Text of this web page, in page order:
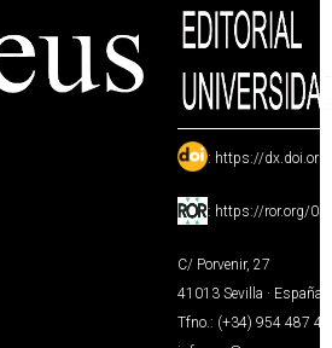
: https://
: https://ror.org/
C/ Porvenir, 27
41013 Sevilla · España
Tfno.: (+34) 954 487